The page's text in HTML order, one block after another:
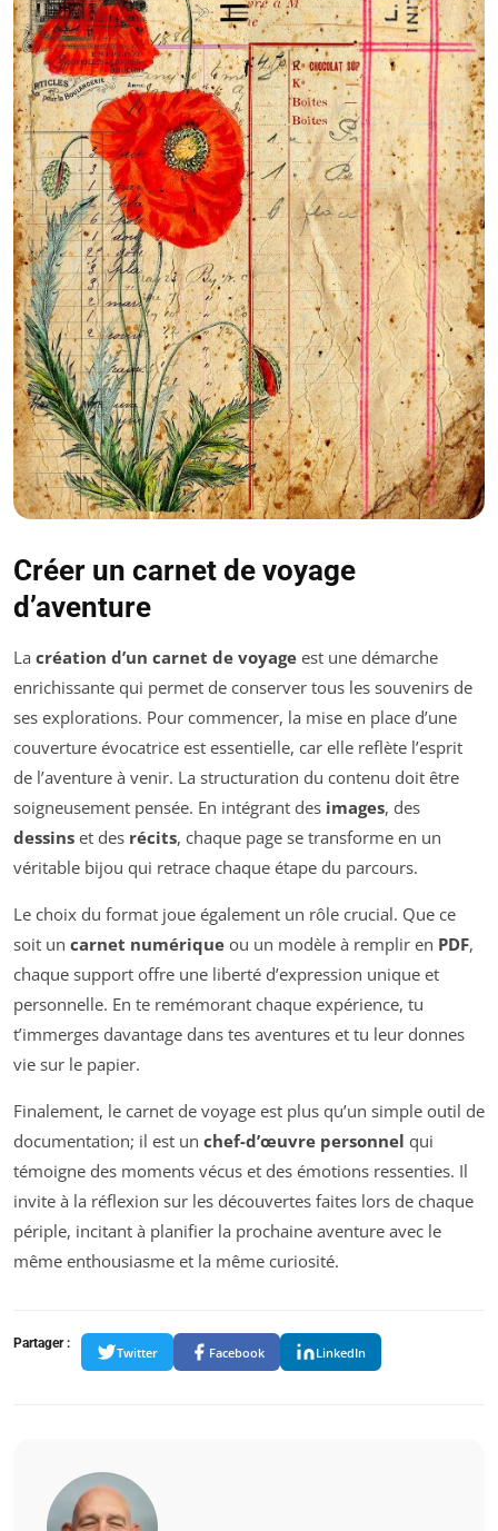
Créer un carnet de voyage
d’aventure
La création d’un carnet de voyage est une démarche
enrichissante qui permet de conserver tous les souvenirs de
ses explorations. Pour commencer, la mise en place d’une
couverture évocatrice est essentielle, car elle reflète l’esprit
de l’aventure à venir. La structuration du contenu doit être
soigneusement pensée. En intégrant des images, des
dessins et des récits, chaque page se transforme en un
véritable bijou qui retrace chaque étape du parcours.
Le choix du format joue également un rôle crucial. Que ce
soit un carnet numérique ou un modèle à remplir en PDF,
chaque support offre une liberté d’expression unique et
personnelle. En te remémorant chaque expérience, tu
t’immerges davantage dans tes aventures et tu leur donnes
vie sur le papier.
Finalement, le carnet de voyage est plus qu’un simple outil de
documentation; il est un chef-d’œuvre personnel qui
témoigne des moments vécus et des émotions ressenties. Il
invite à la réflexion sur les découvertes faites lors de chaque
périple, incitant à planifier la prochaine aventure avec le
même enthousiasme et la même curiosité.
Partager :
Twitter Facebook LinkedIn